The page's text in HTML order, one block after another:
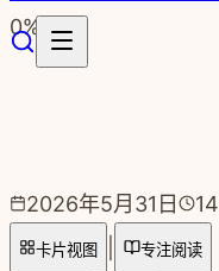
跳转到主要内容
0%
2026年5月31日 14
卡片视图 专注阅读